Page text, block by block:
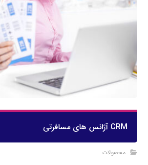
CRM آژانس های مسافرتی
محصولات